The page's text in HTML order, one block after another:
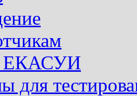
ЕКАСУИ
для